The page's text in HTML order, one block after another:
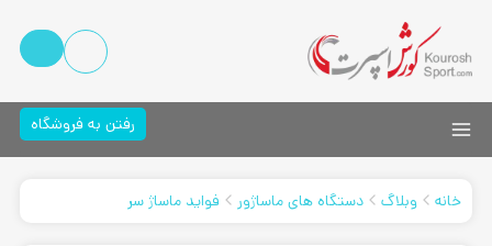
رفتن به فروشگاه
خانه وبلاگ دستگاه های ماساژور فواید ماساژ سر